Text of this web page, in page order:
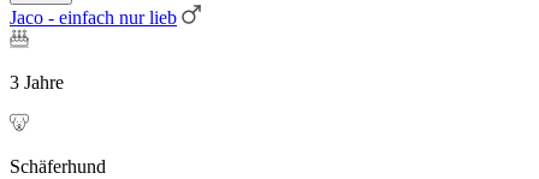
Jaco - einfach nur lieb
3 Jahre
Schäferhund